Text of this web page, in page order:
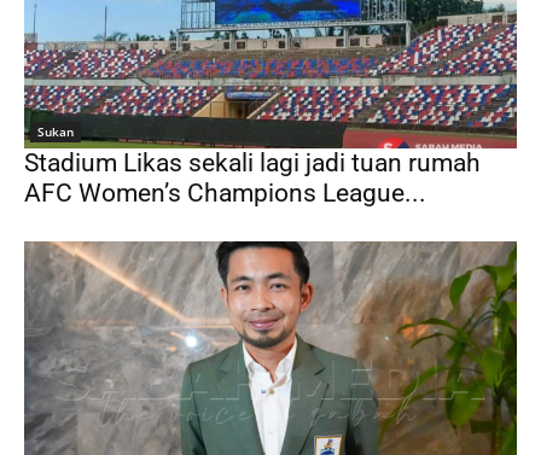
Sukan
Stadium Likas sekali lagi jadi tuan rumah
AFC Women’s Champions League...